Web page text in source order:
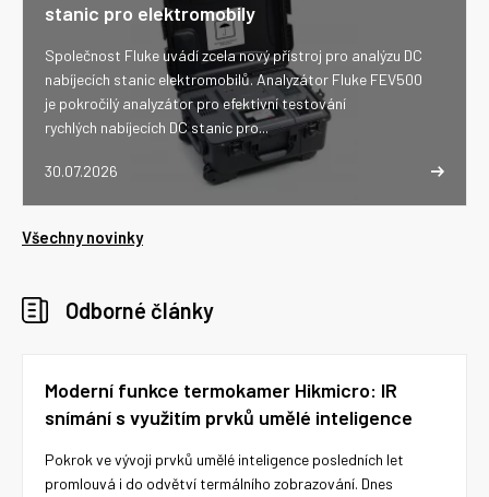
stanic pro elektromobily
30.07.2026
Společnost Fluke uvádí zcela nový přístroj pro analýzu DC
nabíjecích stanic elektromobilů. Analyzátor Fluke FEV500
je pokročilý analyzátor pro efektivní testování
rychlých nabíjecích DC stanic pro...
Všechny novinky
Odborné články
Moderní funkce termokamer Hikmicro: IR
snímání s využitím prvků umělé inteligence
Pokrok ve vývoji prvků umělé inteligence posledních let
promlouvá i do odvětví termálního zobrazování. Dnes